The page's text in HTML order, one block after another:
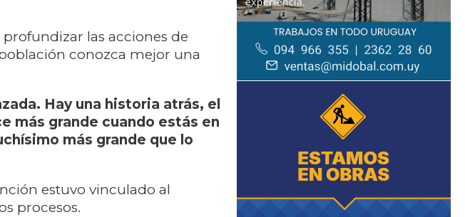
las acciones de
conozca mejor una
Hay una historia atrás, el
más grande cuando estás en
más grande que lo
estuvo vinculado al
procesos.